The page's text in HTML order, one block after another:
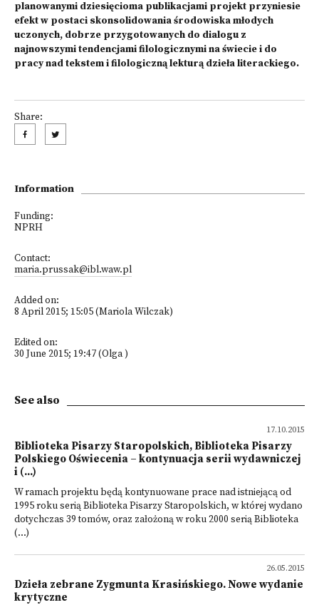
planowanymi dziesięcioma publikacjami projekt przyniesie
efekt w postaci skonsolidowania środowiska młodych
uczonych, dobrze przygotowanych do dialogu z
najnowszymi tendencjami filologicznymi na świecie i do
pracy nad tekstem i filologiczną lekturą dzieła literackiego.
Share:
Information
Funding:
NPRH
Contact:
maria.prussak@ibl.waw.pl
Added on:
8 April 2015; 15:05 (Mariola Wilczak)
Edited on:
30 June 2015; 19:47 (Olga )
See also
17.10.2015
Biblioteka Pisarzy Staropolskich, Biblioteka Pisarzy
Polskiego Oświecenia – kontynuacja serii wydawniczej
i (...)
W ramach projektu będą kontynuowane prace nad istniejącą od
1995 roku serią Biblioteka Pisarzy Staropolskich, w której wydano
dotychczas 39 tomów, oraz założoną w roku 2000 serią Biblioteka
(...)
26.05.2015
Dzieła zebrane Zygmunta Krasińskiego. Nowe wydanie
krytyczne